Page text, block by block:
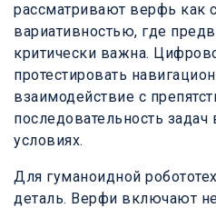
рассматривают верфь как
вариативностью, где
критически важна.
протестировать
взаимодействие с
последовательность задач
условиях.
Для гуманоидной
деталь. Верфи включают